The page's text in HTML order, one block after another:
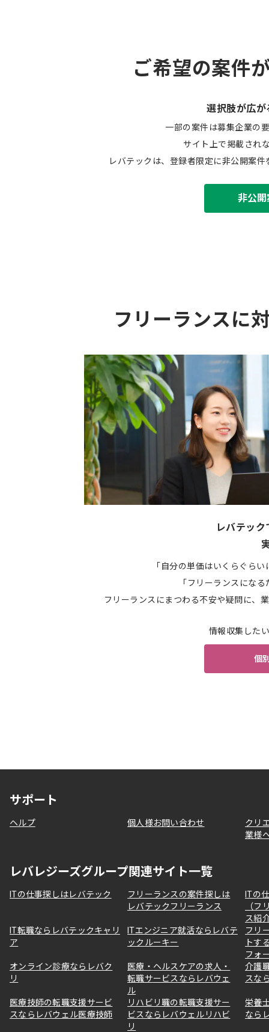
ご希望の案件
選択肢が広が
一部の案件は募集企業の
サイト上で掲載され
レバテックは、登録者限定に非公開案
非公
フリーランスに
レバテッ
「自分の単価はいくらぐら
「フリーランスにな
フリーランスにまつわる不安や疑問に、
情報収集した
個
サポート
ヘルプ 個人様お問い合わせ
クリ
業様
レバレジーズグループ関連サイト一覧
ITの仕事探しはレバテック
フリーランスの案件探しは
レバテックフリーランス
ITの
（フ
ス紹
IT転職ならレバテックキャリ
ア
ITエンジニア就活ならレバテ
ックルーキー
フリ
トす
フォ
オンライン診療ならレバク
リ
医療・ヘルスケアの求人・
転職サービスならレバウェ
ル
介護
スな
医療技師の転職支援サービ
スならレバウェル医療技師
リハビリ職の転職支援サー
ビスならレバウェルリハビ
リ
栄養
なら